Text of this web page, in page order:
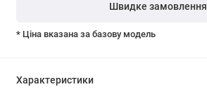
Швидке замовлення
* Ціна вказана за базову модель
Характеристики